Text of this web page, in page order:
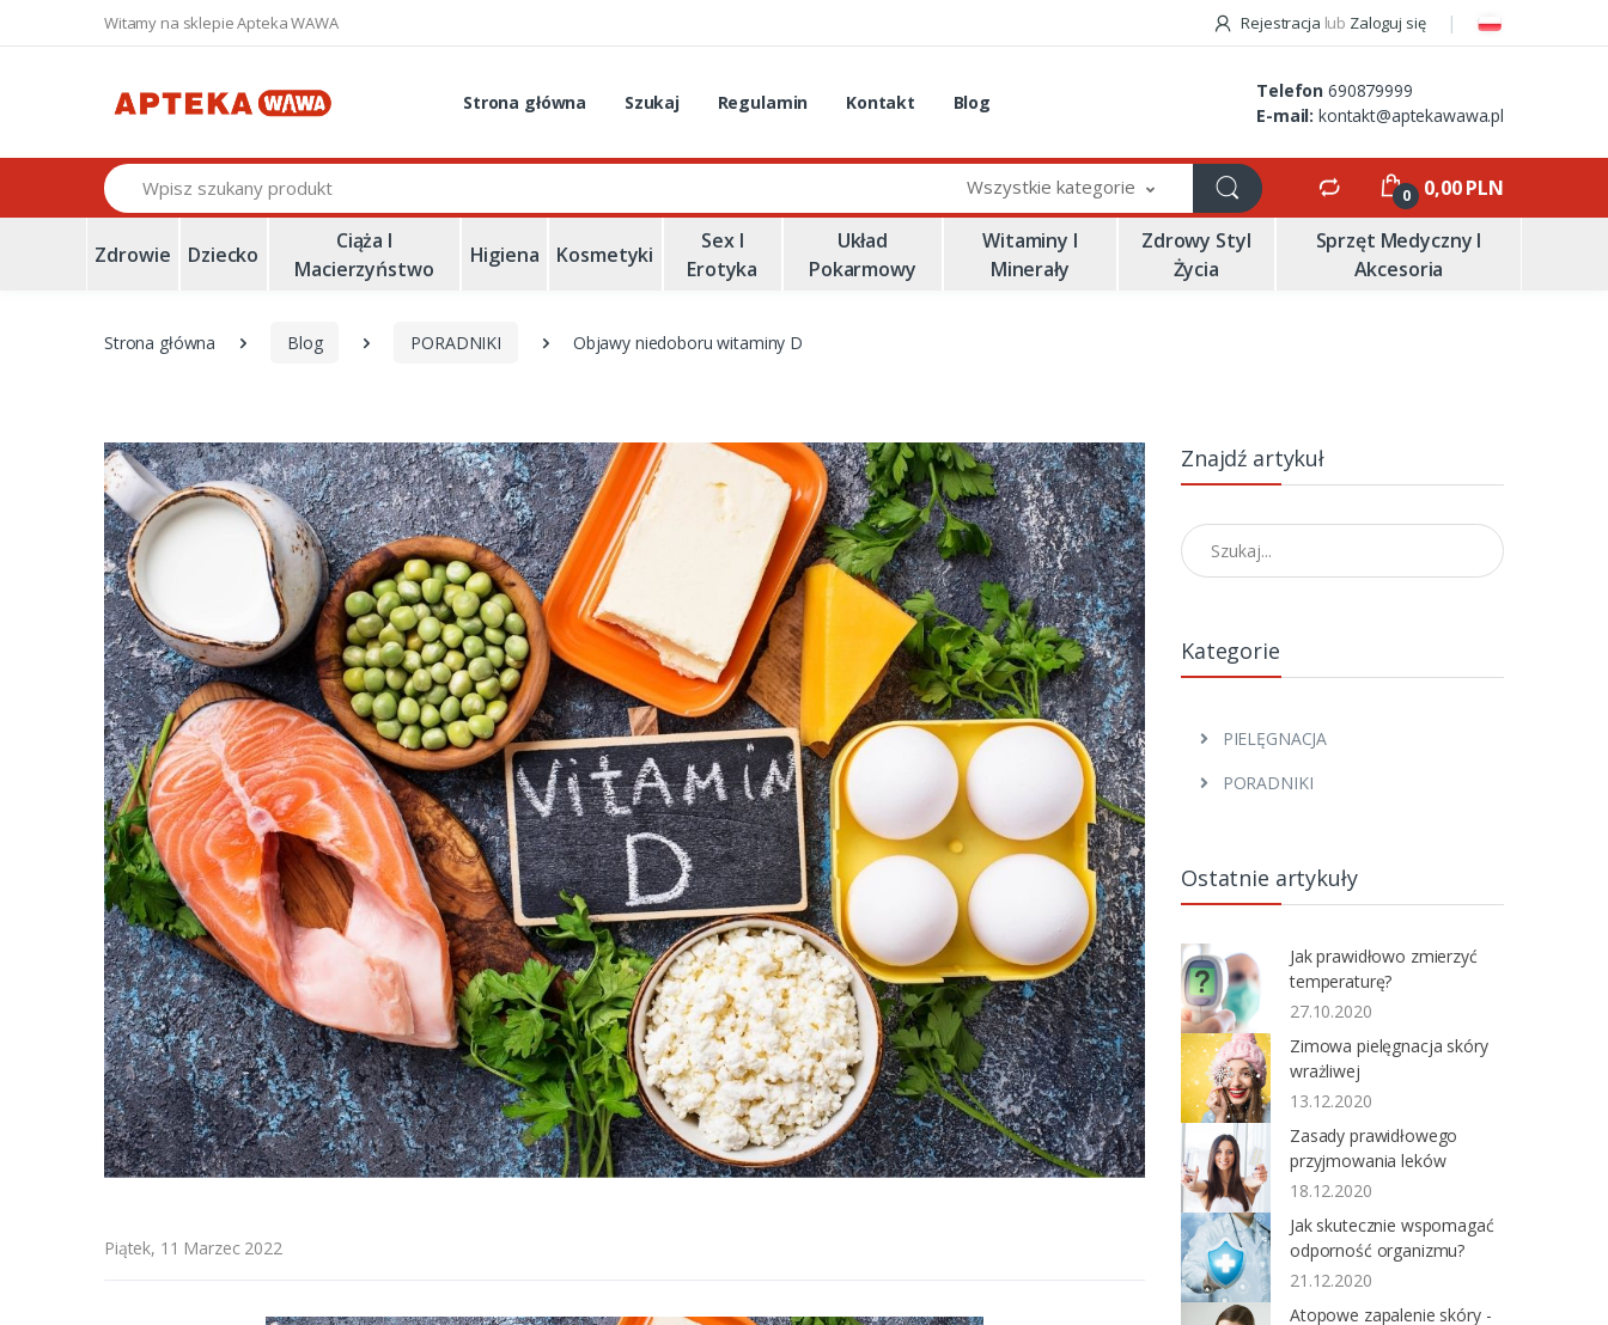
Witamy na sklepie Apteka WAWA Rejestracja lub Zaloguj się
Strona główna Szukaj Regulamin Kontakt Blog
Telefon 690879999
E-mail: kontakt@aptekawawa.pl
Szukaj Wszystkie kategorie 0 0,00 PLN
Zdrowie Dziecko
Ciąża I
Macierzyństwo
Higiena Kosmetyki
Sex I
Erotyka
Układ
Pokarmowy
Witaminy I
Minerały
Zdrowy Styl
Życia
Sprzęt Medyczny I
Akcesoria
Strona główna Blog PORADNIKI Objawy niedoboru witaminy D
Piątek, 11 Marzec 2022
Znajdź artykuł
Znajdź artykuł
Kategorie
PIELĘGNACJA
PORADNIKI
Ostatnie artykuły
Jak prawidłowo zmierzyć
temperaturę?
27.10.2020
Zimowa pielęgnacja skóry
wrażliwej
13.12.2020
Zasady prawidłowego
przyjmowania leków
18.12.2020
Jak skutecznie wspomagać
odporność organizmu?
21.12.2020
Atopowe zapalenie skóry -